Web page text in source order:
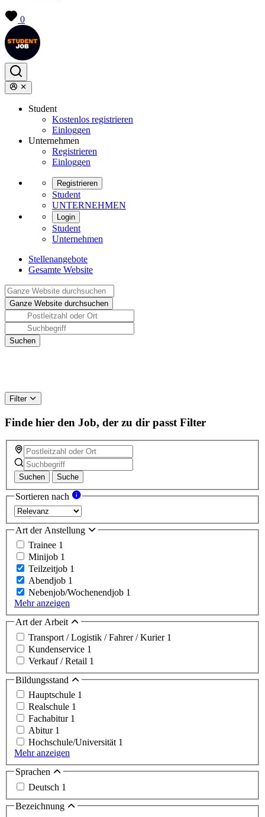
0
Student
Kostenlos registrieren
Einloggen
Unternehmen
Registrieren
Einloggen
Registrieren
Student
UNTERNEHMEN
Login
Student
Unternehmen
Stellenangebote
Gesamte Website
Filter
Finde hier den Job, der zu dir passt Filter
Suchen Suche
Sortieren nach
Art der Anstellung
Trainee 1
Minijob 1
Teilzeitjob 1
Abendjob 1
Nebenjob/Wochenendjob 1
Mehr anzeigen
Art der Arbeit
Transport / Logistik / Fahrer / Kurier 1
Kundenservice 1
Verkauf / Retail 1
Bildungsstand
Hauptschule 1
Realschule 1
Fachabitur 1
Abitur 1
Hochschule/Universität 1
Mehr anzeigen
Sprachen
Deutsch 1
Bezeichnung